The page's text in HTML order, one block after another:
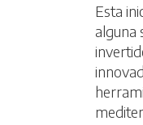
Esta
alguna